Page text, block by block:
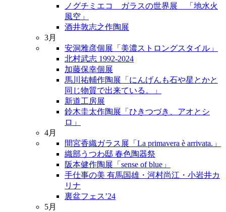
ノグチミエコ ガラスの世界展 「地水火
風空」
酒井敦志之作陶展
3月
安洞雅彦個展「美濃ストロングスタイル」
北村武志 1992-2024
加藤保幸個展
馬川祐輔作陶展「にんげんも石や星とかと
同じ物質で出来ている。」
新道工房展
鈴木圭太作陶展「ひきつづき、アオとシ
ロ」
4月
間宮香織ガラス展「La primavera è arrivata.」
織部うつわ邸 春色陶器祭
阪本健作陶展「sense of blue」
手仕事の美 有馬国雄・河村尚江・小岩井カ
リナ
裏盆フェス’24
5月